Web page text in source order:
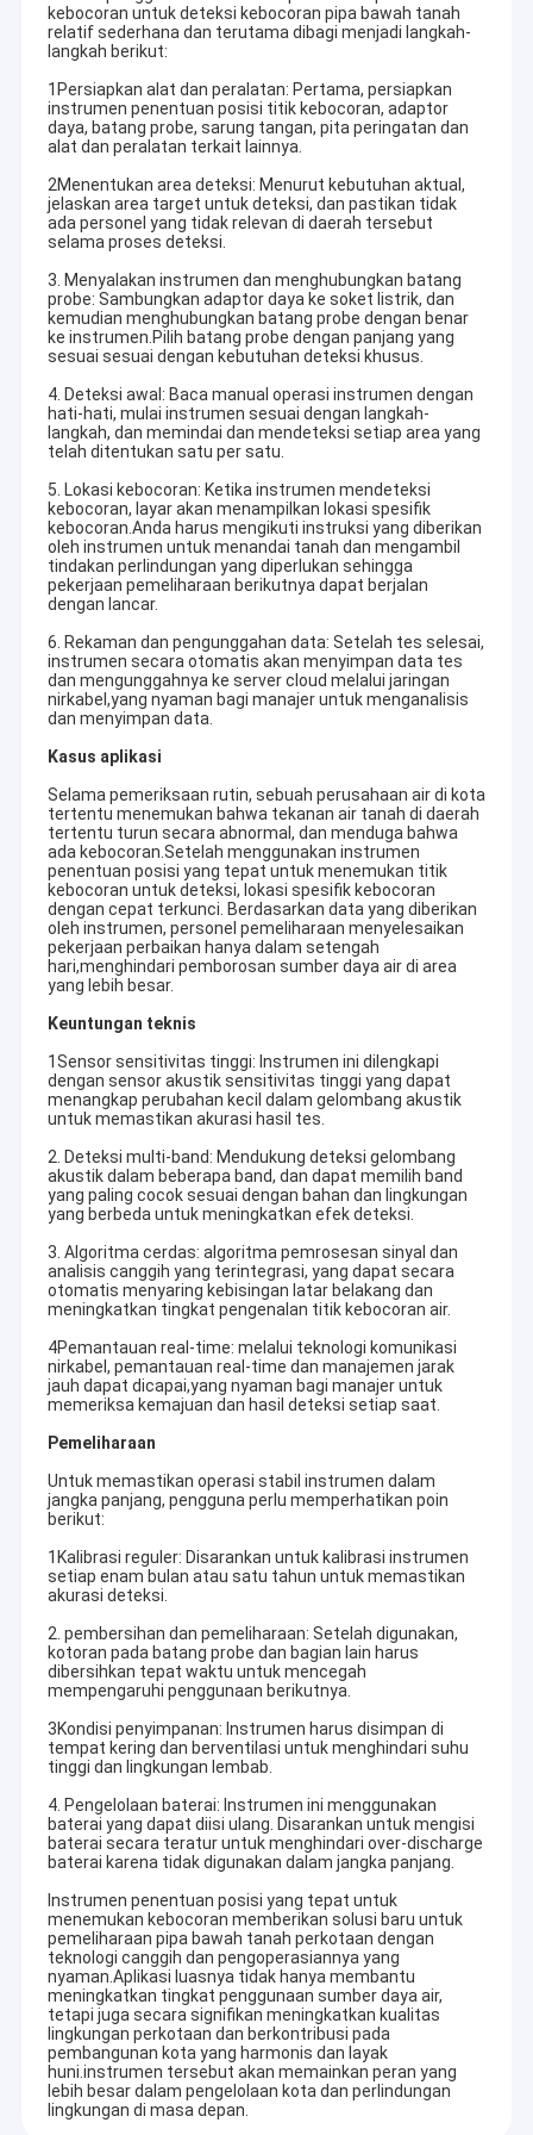
Rumah
Produk
Tentang kami
Tur pabrik
Kontrol Kualitas
Hubungi kami
Berita
Kasus-kasus
Detektor Kebocoran Pipa Air
Detektor Air PQWT
Monitor kebocoran jaringan pipa
Peralatan Eksplorasi Geologi
Detektor Kebocoran Air Pipa
Detektor Kebocoran Pipa Air Ultrasonik
Pencari Pipa Bawah Tanah
Detektor penyumbatan pipa
Mesin Deteksi Air
kebocoran untuk deteksi kebocoran pipa bawah tanah
relatif sederhana dan terutama dibagi menjadi langkah-
langkah berikut:
1Persiapkan alat dan peralatan: Pertama, persiapkan
instrumen penentuan posisi titik kebocoran, adaptor
daya, batang probe, sarung tangan, pita peringatan dan
alat dan peralatan terkait lainnya.
2Menentukan area deteksi: Menurut kebutuhan aktual,
jelaskan area target untuk deteksi, dan pastikan tidak
ada personel yang tidak relevan di daerah tersebut
selama proses deteksi.
3. Menyalakan instrumen dan menghubungkan batang
probe: Sambungkan adaptor daya ke soket listrik, dan
kemudian menghubungkan batang probe dengan benar
ke instrumen.Pilih batang probe dengan panjang yang
sesuai sesuai dengan kebutuhan deteksi khusus.
4. Deteksi awal: Baca manual operasi instrumen dengan
hati-hati, mulai instrumen sesuai dengan langkah-
langkah, dan memindai dan mendeteksi setiap area yang
telah ditentukan satu per satu.
5. Lokasi kebocoran: Ketika instrumen mendeteksi
kebocoran, layar akan menampilkan lokasi spesifik
kebocoran.Anda harus mengikuti instruksi yang diberikan
oleh instrumen untuk menandai tanah dan mengambil
tindakan perlindungan yang diperlukan sehingga
pekerjaan pemeliharaan berikutnya dapat berjalan
dengan lancar.
6. Rekaman dan pengunggahan data: Setelah tes selesai,
instrumen secara otomatis akan menyimpan data tes
dan mengunggahnya ke server cloud melalui jaringan
nirkabel,yang nyaman bagi manajer untuk menganalisis
dan menyimpan data.
Kasus aplikasi
Selama pemeriksaan rutin, sebuah perusahaan air di kota
tertentu menemukan bahwa tekanan air tanah di daerah
tertentu turun secara abnormal, dan menduga bahwa
ada kebocoran.Setelah menggunakan instrumen
penentuan posisi yang tepat untuk menemukan titik
kebocoran untuk deteksi, lokasi spesifik kebocoran
dengan cepat terkunci. Berdasarkan data yang diberikan
oleh instrumen, personel pemeliharaan menyelesaikan
pekerjaan perbaikan hanya dalam setengah
hari,menghindari pemborosan sumber daya air di area
yang lebih besar.
Keuntungan teknis
1Sensor sensitivitas tinggi: Instrumen ini dilengkapi
dengan sensor akustik sensitivitas tinggi yang dapat
menangkap perubahan kecil dalam gelombang akustik
untuk memastikan akurasi hasil tes.
2. Deteksi multi-band: Mendukung deteksi gelombang
akustik dalam beberapa band, dan dapat memilih band
yang paling cocok sesuai dengan bahan dan lingkungan
yang berbeda untuk meningkatkan efek deteksi.
3. Algoritma cerdas: algoritma pemrosesan sinyal dan
analisis canggih yang terintegrasi, yang dapat secara
otomatis menyaring kebisingan latar belakang dan
meningkatkan tingkat pengenalan titik kebocoran air.
4Pemantauan real-time: melalui teknologi komunikasi
nirkabel, pemantauan real-time dan manajemen jarak
jauh dapat dicapai,yang nyaman bagi manajer untuk
memeriksa kemajuan dan hasil deteksi setiap saat.
Pemeliharaan
Untuk memastikan operasi stabil instrumen dalam
jangka panjang, pengguna perlu memperhatikan poin
berikut:
1Kalibrasi reguler: Disarankan untuk kalibrasi instrumen
setiap enam bulan atau satu tahun untuk memastikan
akurasi deteksi.
2. pembersihan dan pemeliharaan: Setelah digunakan,
kotoran pada batang probe dan bagian lain harus
dibersihkan tepat waktu untuk mencegah
mempengaruhi penggunaan berikutnya.
3Kondisi penyimpanan: Instrumen harus disimpan di
tempat kering dan berventilasi untuk menghindari suhu
tinggi dan lingkungan lembab.
4. Pengelolaan baterai: Instrumen ini menggunakan
baterai yang dapat diisi ulang. Disarankan untuk mengisi
baterai secara teratur untuk menghindari over-discharge
baterai karena tidak digunakan dalam jangka panjang.
Instrumen penentuan posisi yang tepat untuk
menemukan kebocoran memberikan solusi baru untuk
pemeliharaan pipa bawah tanah perkotaan dengan
teknologi canggih dan pengoperasiannya yang
nyaman.Aplikasi luasnya tidak hanya membantu
meningkatkan tingkat penggunaan sumber daya air,
tetapi juga secara signifikan meningkatkan kualitas
lingkungan perkotaan dan berkontribusi pada
pembangunan kota yang harmonis dan layak
huni.instrumen tersebut akan memainkan peran yang
lebih besar dalam pengelolaan kota dan perlindungan
lingkungan di masa depan.
PQWT adalah sebuah lembaga penelitian yang mengkhususkan
diri dalam penelitian dan pengembangan detektor kebocoran air
Hunan Puqi Geologic Exploration Equipment Institute dan Hunan
Puqi Water Environment Research Institute didirikan pada Mei
2006; Institut Puqi terutama terlibat dalam penelitian dan
pengembangan di bidang berikut: eksplorasi geofisika,
pengurangan kehilangan jaringan pipa, pencegahan dan mitigasi
bencana, peringatan gempa bumi, komunikasi penetrasi tanah,
pipa pintar, dan pencarian kehidupan.
Dalam beberapa tahun terakhir, total ratusan juta yuan telah
diinvestasikan dalam penelitian dan pengembangan proyek
penelitian ilmiah dan pembangunan tim talenta. Berpegang
pada tujuan strategis "menghidupkan kembali sains dan
teknologi serta memperkuat talenta", Institut Puqi bekerja
sama dan menjalin hubungan kerja sama jangka panjang dengan
banyak lembaga penelitian ilmiah nasional, perguruan tinggi dan
universitas, dan melakukan sejumlah proyek penelitian ilmiah
nasional. Institut Puqi bersama-sama mendirikan "Basis Litbang
Khusus Air Nasional Rencana Lima Tahun ke-13" dengan Institut
Teknologi Harbin;
Pada tahun 2016, Puqi terdaftar dalam daftar merek CCTV.
Pada tahun 2017, Dana Inovasi Industri-Universitas-Penelitian
Puqi didirikan. Produk Puqi telah diekspor ke 154 negara. Pada
Kemajuan Sains dan Teknologi Provinsi Hunan.